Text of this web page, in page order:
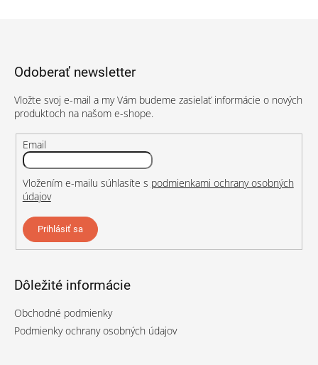
Odoberať newsletter
Vložte svoj e-mail a my Vám budeme zasielať informácie o nových
produktoch na našom e-shope.
Email
Vložením e-mailu súhlasíte s podmienkami ochrany osobných
údajov
Prihlásiť sa
Dôležité informácie
Obchodné podmienky
Podmienky ochrany osobných údajov